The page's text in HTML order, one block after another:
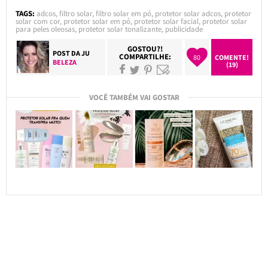
TAGS: adcos,filtro solar,filtro solar em pó, protetor solar adcos, protetor
solar com cor, protetor solar em pó, protetor solar facial, protetor solar
para peles oleosas, protetor solar tonalizante, publicidade
POST DAJU
BELEZA
GOSTOU?!
COMPARTILHE: 80
COMENTE!
(19)
VOCÊ TAMBÉM VAI GOSTAR